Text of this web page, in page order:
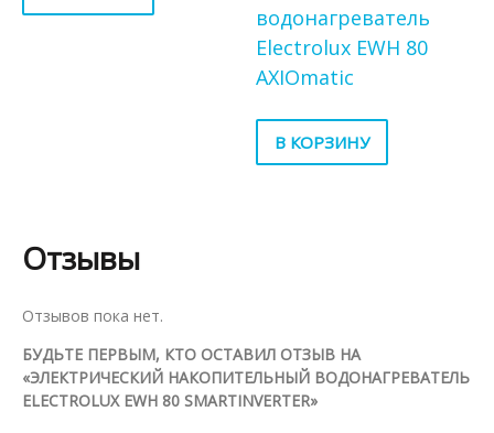
водонагреватель
Electrolux EWH 80
AXIOmatic
В КОРЗИНУ
Отзывы
Отзывов пока нет.
БУДЬТЕ ПЕРВЫМ, КТО ОСТАВИЛ ОТЗЫВ НА
«ЭЛЕКТРИЧЕСКИЙ НАКОПИТЕЛЬНЫЙ ВОДОНАГРЕВАТЕЛЬ
ELECTROLUX EWH 80 SMARTINVERTER»